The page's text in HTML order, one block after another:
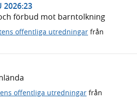
förbud mot barntolkning
offentliga utredningar från
offentliga utredningar från